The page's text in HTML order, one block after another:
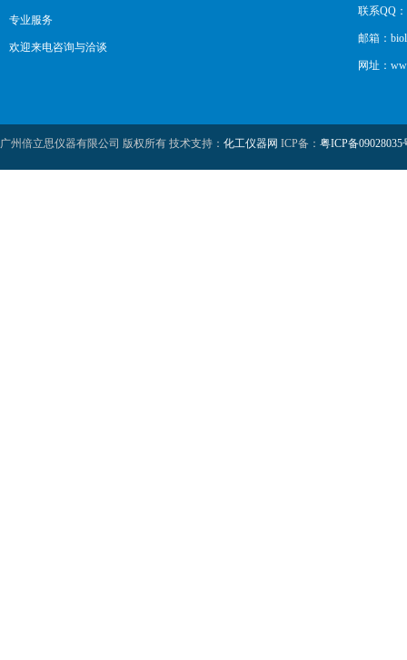
专业服务
欢迎来电咨询与洽谈
联系QQ
邮箱：
网址：
广州倍立思仪器有限公司 版权所有 技术支持： 化工仪器网 ICP备： 粤ICP备09028035